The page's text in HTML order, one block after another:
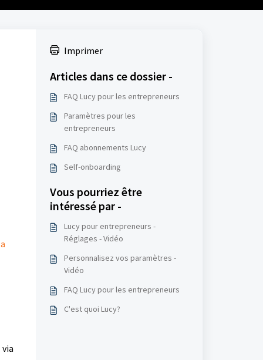
Imprimer
Articles dans ce dossier -
FAQ Lucy pour les entrepreneurs
Paramètres pour les
entrepreneurs
FAQ abonnements Lucy
Self-onboarding
Vous pourriez être
intéressé par -
Lucy pour entrepreneurs -
Réglages - Vidéo
Personnalisez vos paramètres -
Vidéo
FAQ Lucy pour les entrepreneurs
C'est quoi Lucy?